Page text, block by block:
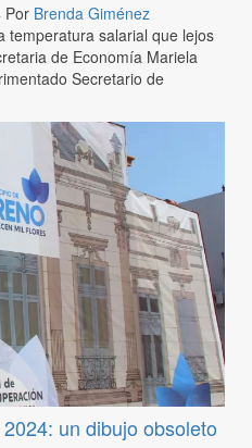
Por Brenda Giménez
temperatura salarial que lejos
de Economía Mariela
Secretario de
un dibujo obsoleto